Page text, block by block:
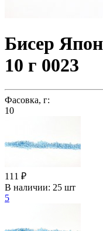
Бисер
10 г 0023
Фасовка, г:
10
111 ₽
В наличии: 25 шт
5